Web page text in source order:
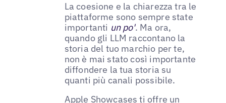
La coesione e la chiarezza tra le
piattaforme sono sempre state
importanti un po'. Ma ora,
quando gli LLM raccontano la
storia del tuo marchio per te,
non è mai stato così importante
diffondere la tua storia su
quanti più canali possibile.
Apple Showcases ti offre un